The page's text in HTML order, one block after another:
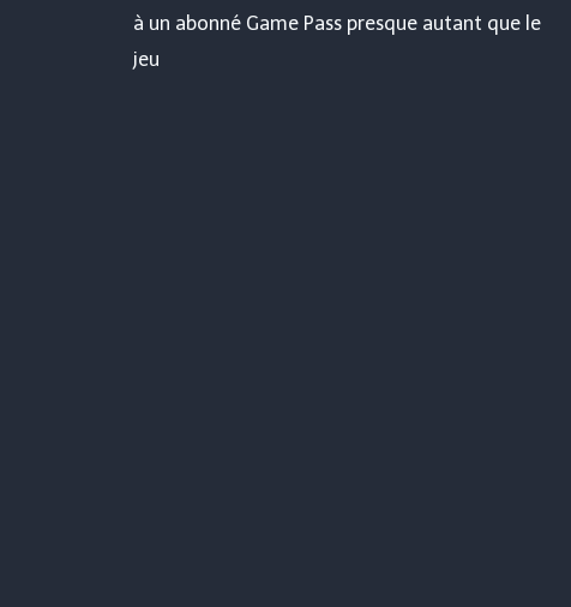
de
à un abonné Game Pass presque autant que le
jeu